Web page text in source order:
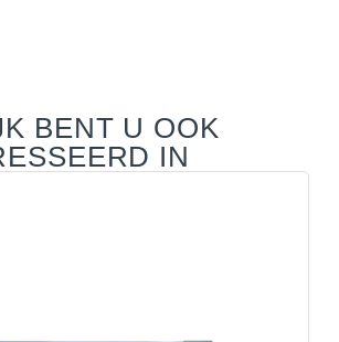
BENT U OOK
IN